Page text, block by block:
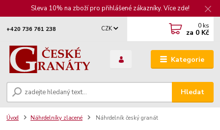
Sleva 10% na zboží pro přihlášené zákazníky. Více zde!
Kategorie
CZK
Hledat
+420 736 761 238 0 ks
za 0 Kč
Úvod Náhrdelníky zlacené Náhrdelník český granát